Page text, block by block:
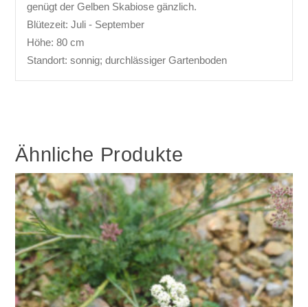
genügt der Gelben Skabiose gänzlich.
Blütezeit: Juli - September
Höhe: 80 cm
Standort: sonnig; durchlässiger Gartenboden
Ähnliche Produkte